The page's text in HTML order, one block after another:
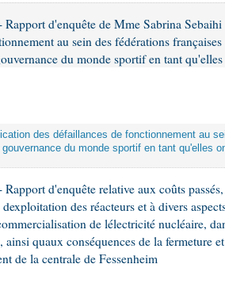
des lois
orales
débats
d'enquête de Mme Sabrina
au sein des fédérations
du monde sportif en tant
des défaillances de fonctionnement au
du monde sportif en tant qu'elles
d'enquête relative aux coûts
des réacteurs et à divers
de lélectricité nucléaire,
quaux conséquences de la fermeture
de la centrale de Fessenheim